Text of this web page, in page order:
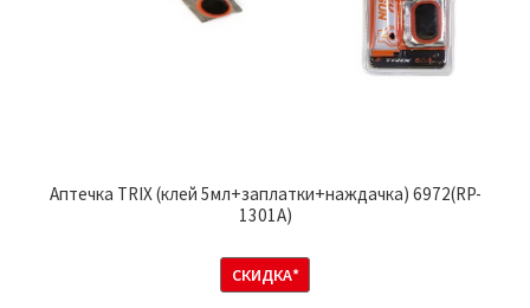
Аптечка TRIX (клей 5мл+заплатки+наждачка) 6972(RP-
1301A)
СКИДКА*